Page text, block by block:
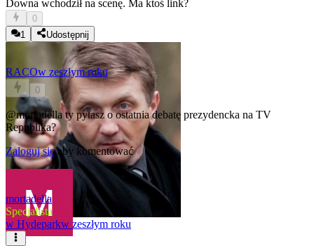
Downa wchodził na scenę. Ma ktoś link?
0
1
Udostępnij
RACOw zeszłym roku
0
@mortadellaty pytasz o ostatnia debatę prezydencka na TV
Republika?
Zaloguj sięaby komentować
mortadella
Specjalista
w Hydeparkw zeszłym roku